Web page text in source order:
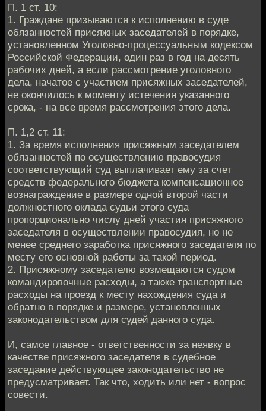
П. 1 ст. 10:
1. Граждане призываются к исполнению в суде
обязанностей присяжных заседателей в порядке,
установленном Уголовно-процессуальным кодексом
Российской Федерации, один раз в год на десять
рабочих дней, а если рассмотрение уголовного
дела, начатое с участием присяжных заседателей,
не окончилось к моменту истечения указанного
срока, - на все время рассмотрения этого дела.
П. 1,2 ст. 11:
1. За время исполнения присяжным заседателем
обязанностей по осуществлению правосудия
соответствующий суд выплачивает ему за счет
средств федерального бюджета компенсационное
вознаграждение в размере одной второй части
должностного оклада судьи этого суда
пропорционально числу дней участия присяжного
заседателя в осуществлении правосудия, но не
менее среднего заработка присяжного заседателя по
месту его основной работы за такой период.
2. Присяжному заседателю возмещаются судом
командировочные расходы, а также транспортные
расходы на проезд к месту нахождения суда и
обратно в порядке и размере, установленных
законодательством для судей данного суда.
И, самое главное - ответственности за неявку в
качестве присяжного заседателя в судебное
заседание действующее законодательство не
предусматривает. Так что, ходить или нет - вопрос
совести.